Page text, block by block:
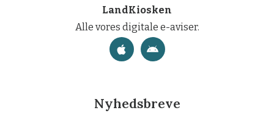
LandKiosken
Alle vores digitale e-aviser.
Nyhedsbreve